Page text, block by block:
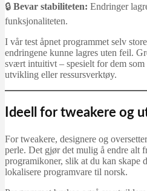
🔒 Bevar stabiliteten: Endringer
funksjonaliteten.
I vår test åpnet programmet selv
endringene kunne lagres uten feil.
svært intuitivt – spesielt for dem som
utvikling eller ressursverktøy.
Ideell for tweakere og
For tweakere, designere og
perle. Det gjør det mulig å endre alt
programikoner, slik at du kan skape
lokalisere programvare til norsk.